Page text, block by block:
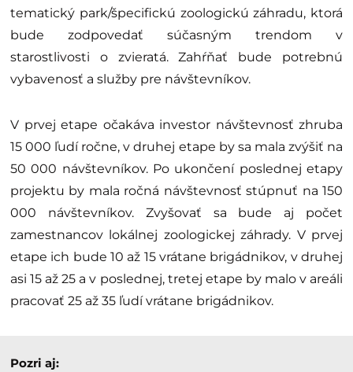
tematický park/špecifickú zoologickú záhradu, ktorá
bude zodpovedať súčasným trendom v
starostlivosti o zvieratá. Zahŕňať bude potrebnú
vybavenosť a služby pre návštevníkov.
V prvej etape očakáva investor návštevnosť zhruba
15 000 ľudí ročne, v druhej etape by sa mala zvýšiť na
50 000 návštevníkov. Po ukončení poslednej etapy
projektu by mala ročná návštevnosť stúpnuť na 150
000 návštevníkov. Zvyšovať sa bude aj počet
zamestnancov lokálnej zoologickej záhrady. V prvej
etape ich bude 10 až 15 vrátane brigádnikov, v druhej
asi 15 až 25 a v poslednej, tretej etape by malo v areáli
pracovať 25 až 35 ľudí vrátane brigádnikov.
Pozri aj: